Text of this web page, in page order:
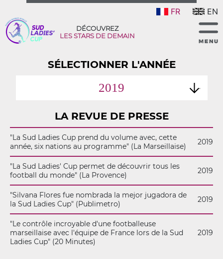
FR EN
DÉCOUVREZ
LES STARS DE DEMAIN
SÉLECTIONNER L'ANNÉE
2019
LA REVUE DE PRESSE
"La Sud Ladies Cup prend du volume avec, cette
année, six nations au programme" (La Marseillaise)
2019
"La Sud Ladies' Cup permet de découvrir tous les
football du monde" (La Provence)
2019
"Silvana Flores fue nombrada la mejor jugadora de
la Sud Ladies Cup" (Publimetro)
2019
"Le contrôle incroyable d'une footballeuse
marseillaise avec l'équipe de France lors de la Sud
Ladies Cup" (20 Minutes)
2019